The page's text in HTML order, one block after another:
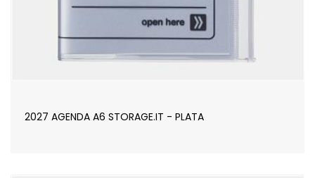
2027 AGENDA A6 STORAGE.IT - PLATA